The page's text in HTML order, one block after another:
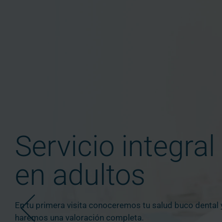
Servicio integral
en adultos
En tu primera visita conoceremos tu salud buco dental
haremos una valoración completa.